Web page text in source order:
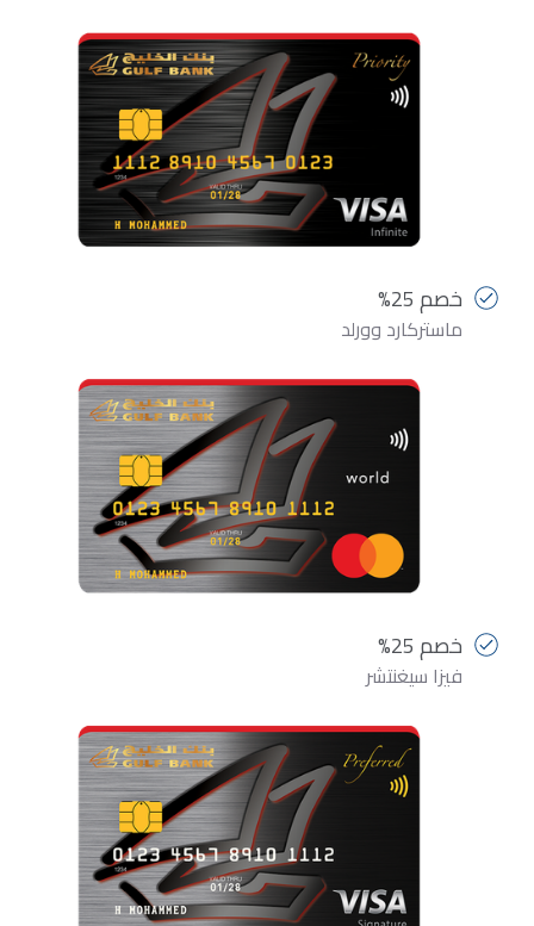
خصم 25%
ماستركارد وورلد
خصم 25%
فيزا سيغنتشر